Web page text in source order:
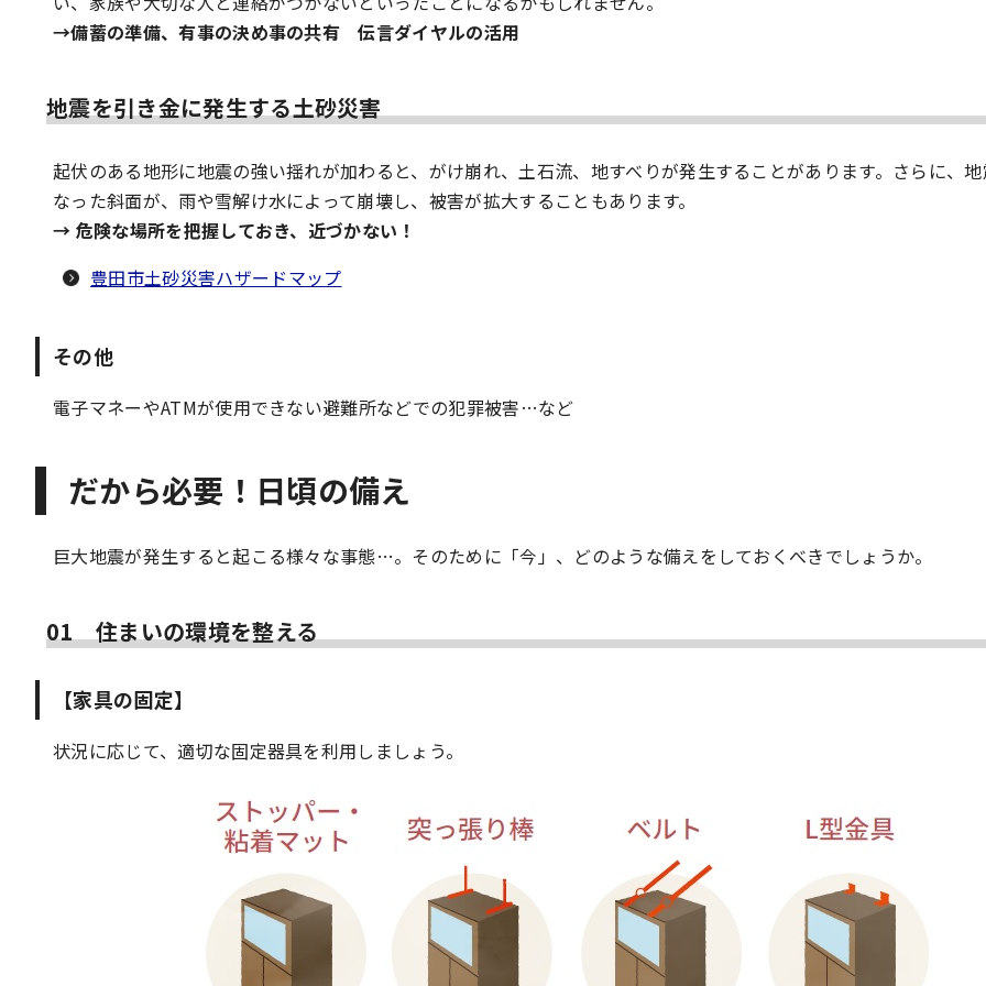
→備蓄の準備、有事の決め事の共有 伝言ダイヤルの活用
地震を引き金に発生する土砂災害
起伏のある地形に地震の強い揺れが加わると、がけ崩れ、土石流、地すべりが発生することがあります。さらに、
なった斜面が、雨や雪解け水によって崩壊し、被害が拡大することもあります。
→ 危険な場所を把握しておき、近づかない！
豊田市土砂災害ハザードマップ
その他
電子マネーやATMが使用できない避難所などでの犯罪被害…など
だから必要！日頃の備え
巨大地震が発生すると起こる様々な事態…。そのために「今」、どのような備えをしておくべきでしょうか。
01 住まいの環境を整える
【家具の固定】
状況に応じて、適切な固定器具を利用しましょう。